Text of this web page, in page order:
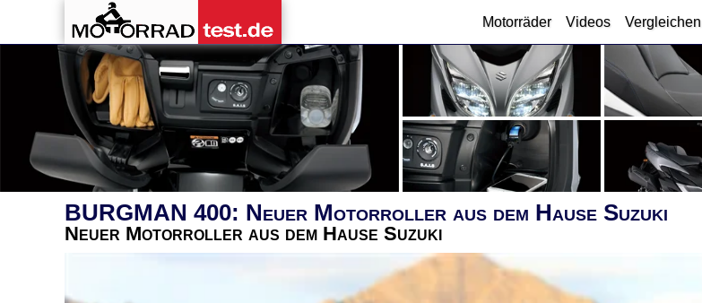
Motorräder Videos Vergleichen
BURGMAN 400: Neuer Motorroller aus dem Hause Suzuki
Neuer Motorroller aus dem Hause Suzuki